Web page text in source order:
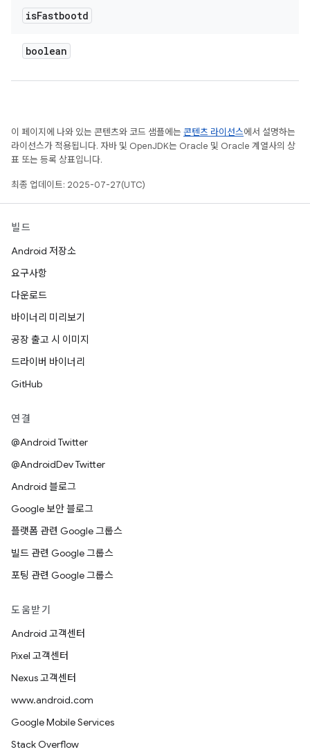
isFastbootd
boolean
이 페이지에 나와 있는 콘텐츠와 코드 샘플에는 콘텐츠 라이선스에서 설명하는
라이선스가 적용됩니다. 자바 및 OpenJDK는 Oracle 및 Oracle 계열사의 상
표 또는 등록 상표입니다.
최종 업데이트: 2025-07-27(UTC)
빌드
Android 저장소
요구사항
다운로드
바이너리 미리보기
공장 출고 시 이미지
드라이버 바이너리
GitHub
연결
@Android Twitter
@AndroidDev Twitter
Android 블로그
Google 보안 블로그
플랫폼 관련 Google 그룹스
빌드 관련 Google 그룹스
포팅 관련 Google 그룹스
도움받기
Android 고객센터
Pixel 고객센터
Nexus 고객센터
www.android.com
Google Mobile Services
Stack Overflow